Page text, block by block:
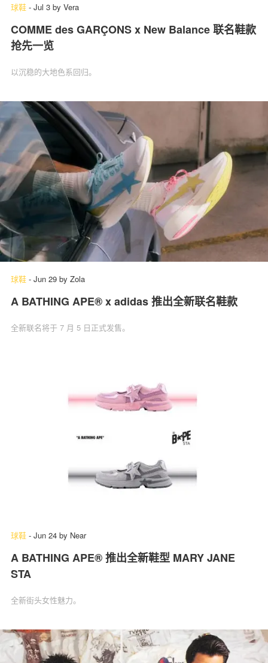
球鞋 - Jul 3 by Vera
COMME des GARÇONS x New Balance 联名鞋款
抢先一览
以沉稳的大地色系回归。
球鞋 - Jun 29 by Zola
A BATHING APE® x adidas 推出全新联名鞋款
全新联名将于 7 月 5 日正式发售。
球鞋 - Jun 24 by Near
A BATHING APE® 推出全新鞋型 MARY JANE
STA
全新街头女性魅力。